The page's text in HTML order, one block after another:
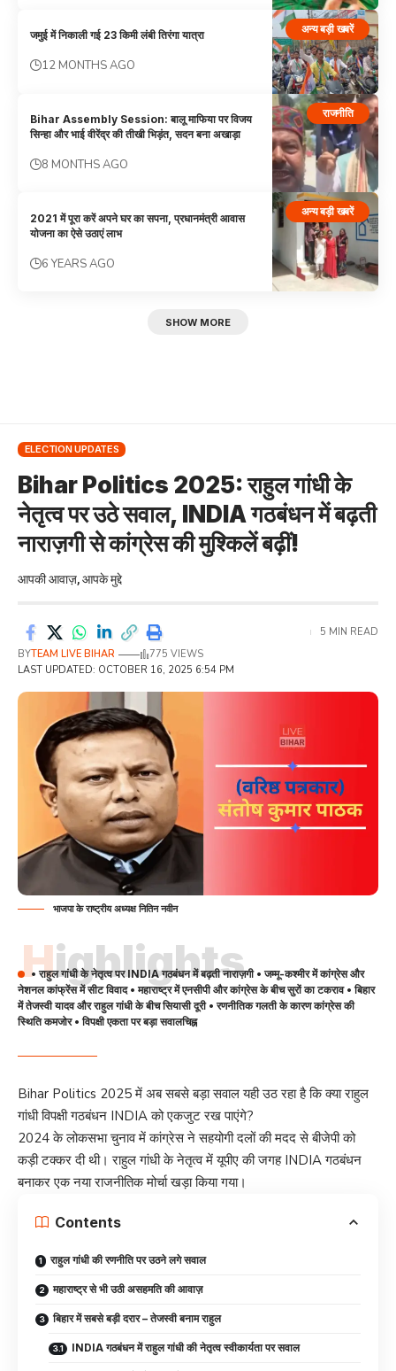
अन्य बड़ी खबरें
जमुई में निकाली गई 23 किमी लंबी तिरंगा यात्रा
12 MONTHS AGO
राजनीति
Bihar Assembly Session: बालू माफिया पर विजय
सिन्हा और भाई वीरेंद्र की तीखी भिड़ंत, सदन बना अखाड़ा
8 MONTHS AGO
अन्य बड़ी खबरें
2021 में पूरा करें अपने घर का सपना, प्रधानमंत्री आवास
योजना का ऐसे उठाएं लाभ
6 YEARS AGO
SHOW MORE
ELECTION UPDATES
Bihar Politics 2025: राहुल गांधी के
नेतृत्व पर उठे सवाल, INDIA गठबंधन में बढ़ती
नाराज़गी से कांग्रेस की मुश्किलें बढ़ीं!
आपकी आवाज़, आपके मुद्दे
LAST UPDATED: OCTOBER 16, 2025 6:54 PM
BYTEAM LIVE BIHAR 775 VIEWS
5 MIN READ
भाजपा के राष्ट्रीय अध्यक्ष नितिन नवीन
Highlights
• राहुल गांधी के नेतृत्व पर INDIA गठबंधन में बढ़ती नाराज़गी • जम्मू-कश्मीर में कांग्रेस और
नेशनल कांफ्रेंस में सीट विवाद • महाराष्ट्र में एनसीपी और कांग्रेस के बीच सुरों का टकराव • बिहार
में तेजस्वी यादव और राहुल गांधी के बीच सियासी दूरी • रणनीतिक गलती के कारण कांग्रेस की
स्थिति कमजोर • विपक्षी एकता पर बड़ा सवालचिह्न
Bihar Politics 2025 में अब सबसे बड़ा सवाल यही उठ रहा है कि क्या राहुल
गांधी विपक्षी गठबंधन INDIA को एकजुट रख पाएंगे?
2024 के लोकसभा चुनाव में कांग्रेस ने सहयोगी दलों की मदद से बीजेपी को
कड़ी टक्कर दी थी। राहुल गांधी के नेतृत्व में यूपीए की जगह INDIA गठबंधन
बनाकर एक नया राजनीतिक मोर्चा खड़ा किया गया।
Contents
राहुल गांधी की रणनीति पर उठने लगे सवाल
महाराष्ट्र से भी उठी असहमति की आवाज़
बिहार में सबसे बड़ी दरार – तेजस्वी बनाम राहुल
INDIA गठबंधन में राहुल गांधी की नेतृत्व स्वीकार्यता पर सवाल